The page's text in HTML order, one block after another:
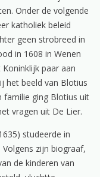
Onder de volgende
katholiek beleid
geen strobreed in
in 1608 in Wenen
paar aan
het beeld van Blotius
familie ging Blotius uit
vragen uit De Lier.
studeerde in
zijn biograaf,
de kinderen van